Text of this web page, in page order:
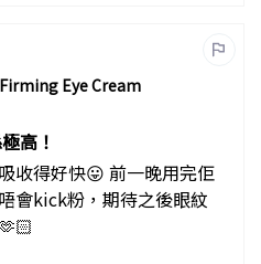
Eye Cream
高！
收得好快😛 前一晚用完佢
會kick粉，期待之後眼紋